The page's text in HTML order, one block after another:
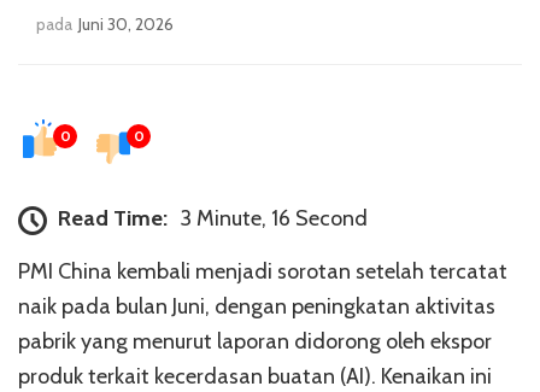
pada Juni 30, 2026
0 0
Read Time: 3 Minute, 16 Second
PMI China kembali menjadi sorotan setelah tercatat
naik pada bulan Juni, dengan peningkatan aktivitas
pabrik yang menurut laporan didorong oleh ekspor
produk terkait kecerdasan buatan (AI). Kenaikan ini